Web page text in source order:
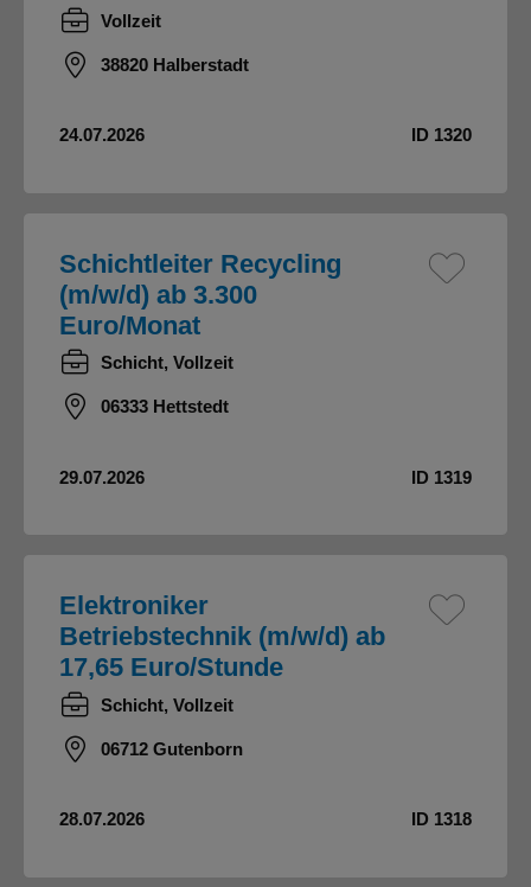
Vollzeit
38820 Halberstadt
24.07.2026 ID 1320
Schichtleiter Recycling
(m/w/d) ab 3.300
Euro/Monat
Schicht, Vollzeit
06333 Hettstedt
29.07.2026 ID 1319
Elektroniker
Betriebstechnik (m/w/d) ab
17,65 Euro/Stunde
Schicht, Vollzeit
06712 Gutenborn
28.07.2026 ID 1318